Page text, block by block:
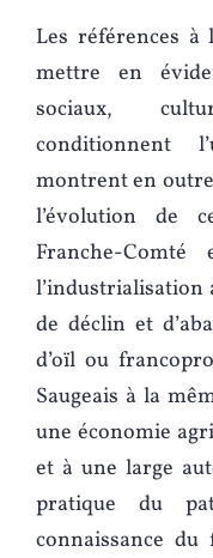
Les références à
mettre en
sociaux,
conditionnent
montrent en
l’évolution de
Franche-
l’industrialisation
de déclin et
d’oïl ou
Saugeais à la
une économie
et à une large
pratique du
connaissance du